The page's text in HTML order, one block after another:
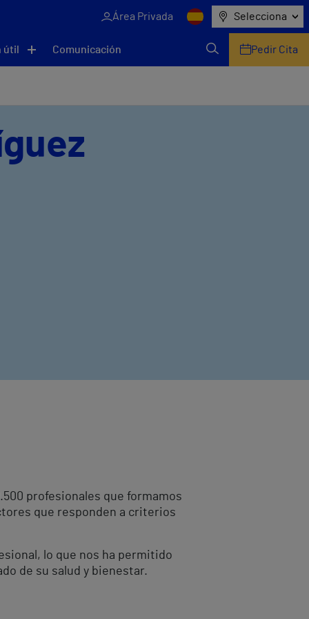
Área Privada Selecciona
útil Comunicación Pedir Cita
profesionales que formamos
que responden a criterios
lo que nos ha permitido
de su salud y bienestar.